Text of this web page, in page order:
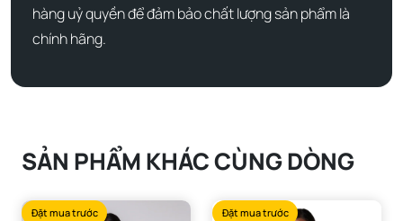
hàng uỷ quyền để đảm bảo chất lượng sản phẩm là
chính hãng.
SẢN PHẨM KHÁC CÙNG DÒNG
Đặt mua trước Đặt mua trước